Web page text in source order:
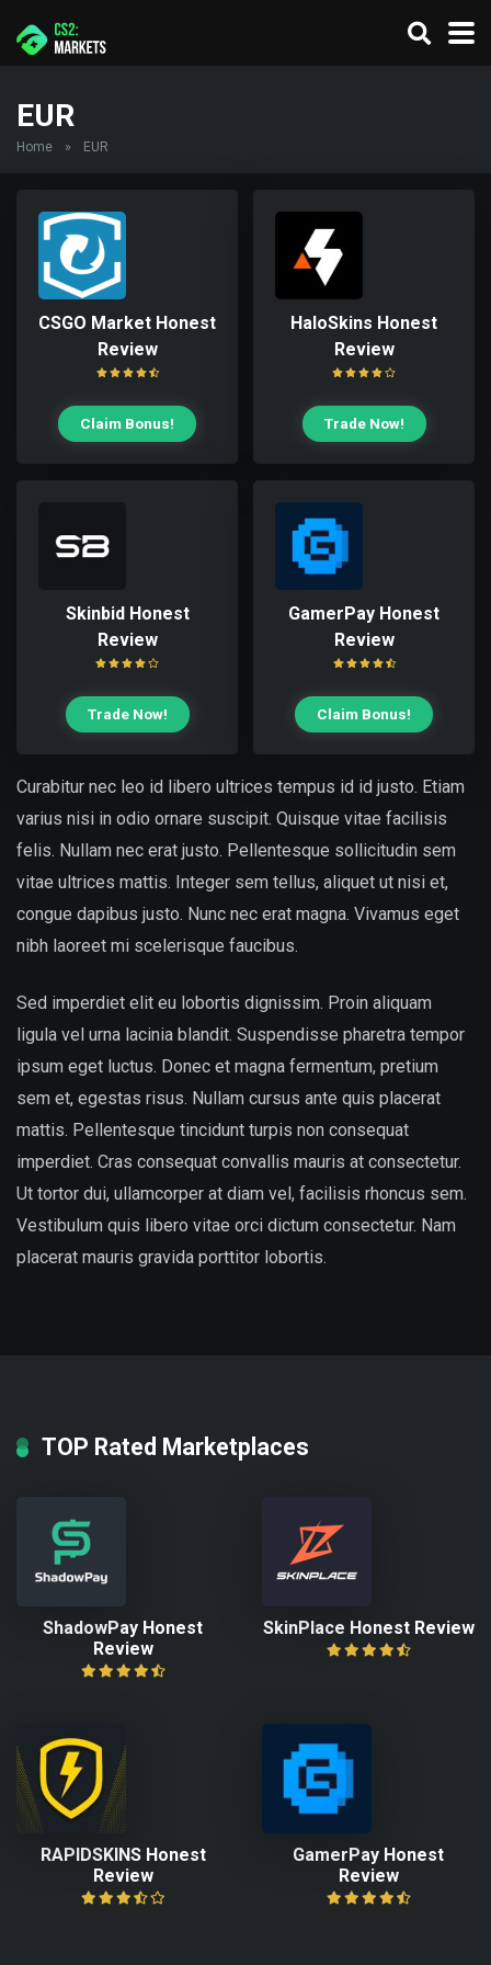
EUR
Home » EUR
CSGO Market Honest
Review
Claim Bonus!
HaloSkins Honest
Review
Trade Now!
Skinbid Honest
Review
Trade Now!
GamerPay Honest
Review
Claim Bonus!
Curabitur nec leo id libero ultrices tempus id id justo. Etiam
varius nisi in odio ornare suscipit. Quisque vitae facilisis
felis. Nullam nec erat justo. Pellentesque sollicitudin sem
vitae ultrices mattis. Integer sem tellus, aliquet ut nisi et,
congue dapibus justo. Nunc nec erat magna. Vivamus eget
nibh laoreet mi scelerisque faucibus.
Sed imperdiet elit eu lobortis dignissim. Proin aliquam
ligula vel urna lacinia blandit. Suspendisse pharetra tempor
ipsum eget luctus. Donec et magna fermentum, pretium
sem et, egestas risus. Nullam cursus ante quis placerat
mattis. Pellentesque tincidunt turpis non consequat
imperdiet. Cras consequat convallis mauris at consectetur.
Ut tortor dui, ullamcorper at diam vel, facilisis rhoncus sem.
Vestibulum quis libero vitae orci dictum consectetur. Nam
placerat mauris gravida porttitor lobortis.
TOP Rated Marketplaces
ShadowPay Honest
Review
SkinPlace Honest Review
RAPIDSKINS Honest
Review
GamerPay Honest
Review